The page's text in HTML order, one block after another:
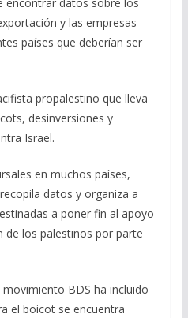
y las empresas
países que deberían ser
propalestino que lleva
desinversiones y
Israel.
en muchos países,
datos y organiza a
a poner fin al apoyo
de los palestinos por parte
BDS ha incluido
el boicot se encuentra